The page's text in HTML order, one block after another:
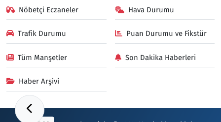
Nöbetçi Eczaneler Hava Durumu
Trafik Durumu Puan Durumu ve Fikstür
Tüm Manşetler Son Dakika Haberleri
Haber Arşivi